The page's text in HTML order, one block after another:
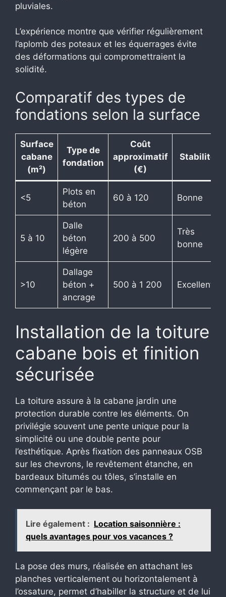
pluviales.
L’expérience montre que vérifier régulièrement
l’aplomb des poteaux et les équerrages évite
des déformations qui compromettraient la
solidité.
Comparatif des types de
fondations selon la surface
Surface
cabane
(m²)
Type de
fondation
Coût
approximatif
(€)
Stabilité
<5
Plots en
béton
60 à 120 Bonne
5 à 10
Dalle
béton
légère
200 à 500
Très
bonne
>10
Dallage
béton +
ancrage
500 à 1 200 Excellente
Installation de la toiture
cabane bois et finition
sécurisée
La toiture assure à la cabane jardin une
protection durable contre les éléments. On
privilégie souvent une pente unique pour la
simplicité ou une double pente pour
l’esthétique. Après fixation des panneaux OSB
sur les chevrons, le revêtement étanche, en
bardeaux bitumés ou tôles, s’installe en
commençant par le bas.
Lire également : Location saisonnière :
quels avantages pour vos vacances ?
La pose des murs, réalisée en attachant les
planches verticalement ou horizontalement à
l’ossature, permet d’habiller la structure et de lui